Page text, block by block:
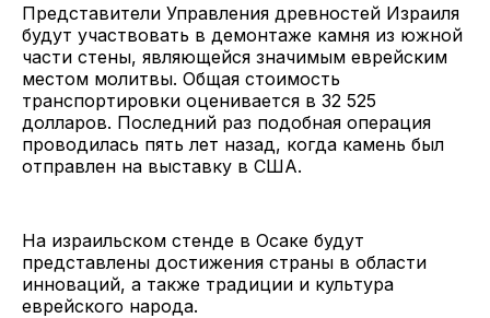
Представители Управления древностей Израиля
будут участвовать в демонтаже камня из южной
части стены, являющейся значимым еврейским
местом молитвы. Общая стоимость
транспортировки оценивается в 32 525
долларов. Последний раз подобная операция
проводилась пять лет назад, когда камень был
отправлен на выставку в США.
На израильском стенде в Осаке будут
представлены достижения страны в области
инноваций, а также традиции и культура
еврейского народа.